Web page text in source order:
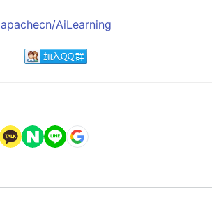
apachecn/AiLearning